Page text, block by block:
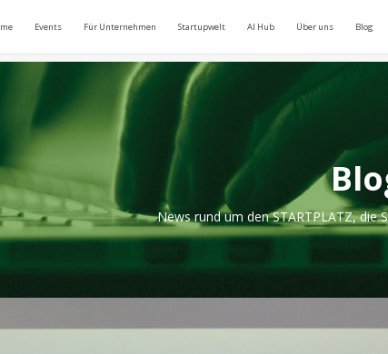
Events Für Unternehmen Startupwelt AI Hub Über uns Blog
News rund um den STARTPLATZ, die